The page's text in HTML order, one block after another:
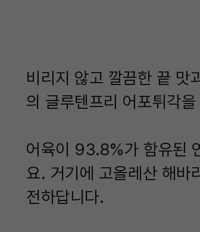
비리지 않고 깔끔한 끝 맛
의 글루텐프리 어포튀각
어육이 93.8%가 함유된
요. 거기에 고올레산 해바
전하답니다.